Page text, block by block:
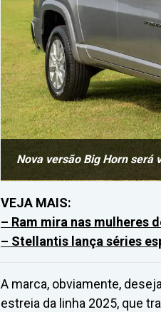
Nova versão Big Horn será
VEJA MAIS:
– Ram mira nas mulheres
– Stellantis lança séries
A marca, obviamente,
estreia da linha 2025, que